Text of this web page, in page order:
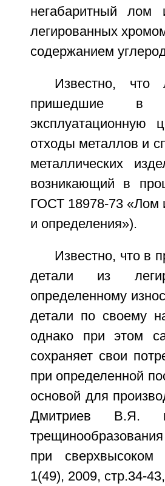
негабаритный лом
легированных
содержанием
Известно,
пришедшие в
эксплуатационную
отходы металлов и
металлических
возникающий в
ГОСТ 18978-73 «Лом
и определения»).
Известно, что в
детали из
определенному
детали по своему
однако при этом
сохраняет свои
при определенной
основой для
Дмитриев В.Я.
при
1(49), 2009, стр.34-